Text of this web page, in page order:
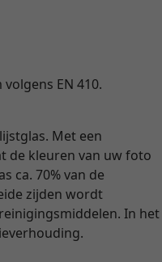
EN 410.
Met een
de kleuren van uw foto
ca. 70% van de
zijden wordt
In het